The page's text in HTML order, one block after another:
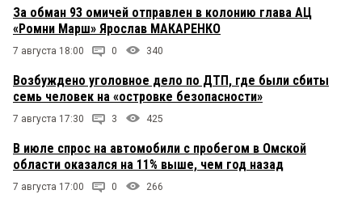
За обман 93 омичей отправлен в колонию глава АЦ
«Ромни Марш» Ярослав МАКАРЕНКО
7 августа 18:00 0 340
Возбуждено уголовное дело по ДТП, где были сбиты
семь человек на «островке безопасности»
7 августа 17:30 3 425
В июле спрос на автомобили с пробегом в Омской
области оказался на 11% выше, чем год назад
7 августа 17:00 0 266